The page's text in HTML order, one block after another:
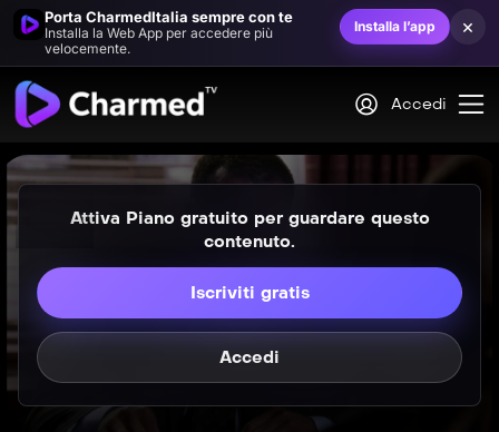
Porta CharmedItalia sempre con te
Installa la Web App per accedere più
velocemente.
Installa l’app ×
Accedi
Attiva Piano gratuito per guardare questo
contenuto.
Iscriviti gratis
Accedi
S08E02
Streghe nel paese delle meraviglie